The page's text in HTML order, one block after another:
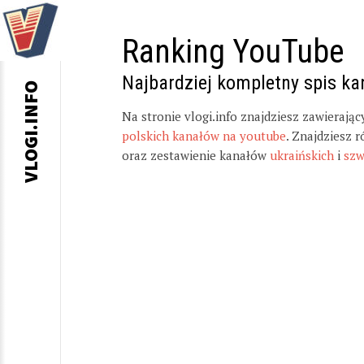
Ranking YouTube
Najbardziej kompletny spis
Na stronie vlogi.info znajdziesz
polskich kanałów na youtube. Znajdziesz
oraz zestawienie kanałów ukraińskich i
VLOGI.INFO